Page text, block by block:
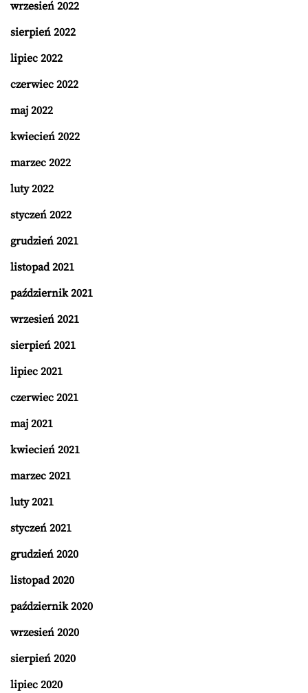
wrzesień 2022
sierpień 2022
lipiec 2022
czerwiec 2022
maj 2022
kwiecień 2022
marzec 2022
luty 2022
styczeń 2022
grudzień 2021
listopad 2021
październik 2021
wrzesień 2021
sierpień 2021
lipiec 2021
czerwiec 2021
maj 2021
kwiecień 2021
marzec 2021
luty 2021
styczeń 2021
grudzień 2020
listopad 2020
październik 2020
wrzesień 2020
sierpień 2020
lipiec 2020